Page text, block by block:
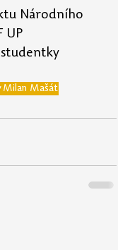
Národního
UP
Milan Mašát